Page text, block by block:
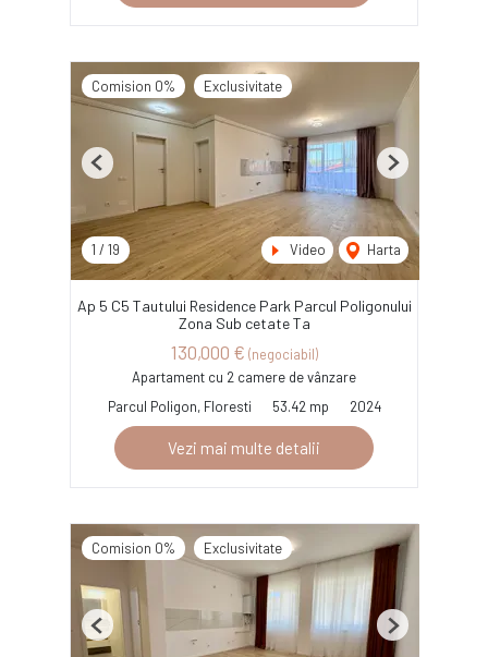
Comision 0% Exclusivitate
1 / 19 Video Harta
Previous Next
Ap 5 C5 Tautului Residence Park Parcul Poligonului
Zona Sub cetate Ta
130,000 € (negociabil)
Apartament cu 2 camere de vânzare
Parcul Poligon, Floresti
53.42 mp 2024
Vezi mai multe detalii
Comision 0% Exclusivitate
Previous Next